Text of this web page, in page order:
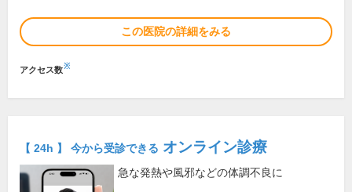
この医院の詳細をみる
アクセス数※
【 24h 】 今から受診できる オンライン診療
急な発熱や風邪などの体調不良に